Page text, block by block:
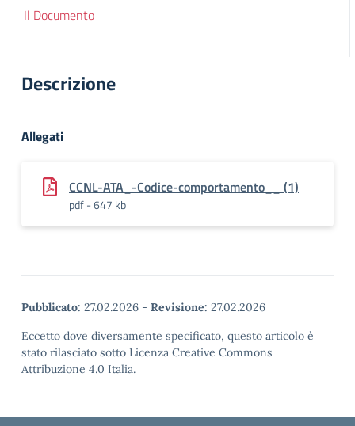
Il Documento
Descrizione
Allegati
CCNL-ATA_-Codice-comportamento__ (1)
pdf - 647 kb
Pubblicato: 27.02.2026 - Revisione: 27.02.2026
Eccetto dove diversamente specificato, questo articolo è
stato rilasciato sotto Licenza Creative Commons
Attribuzione 4.0 Italia.